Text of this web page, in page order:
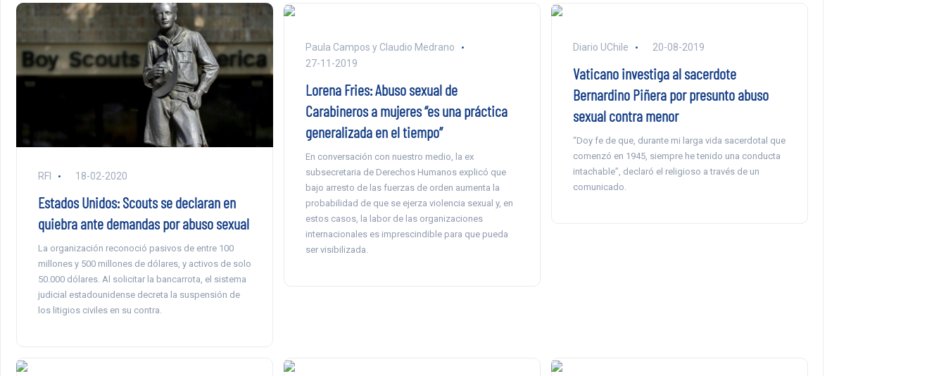
RFI 18-02-2020
Estados Unidos: Scouts se declaran en
quiebra ante demandas por abuso sexual
La organización reconoció pasivos de entre 100
millones y 500 millones de dólares, y activos de solo
50.000 dólares. Al solicitar la bancarrota, el sistema
judicial estadounidense decreta la suspensión de
los litigios civiles en su contra.
Paula Campos y Claudio Medrano
27-11-2019
Lorena Fries: Abuso sexual de
Carabineros a mujeres “es una práctica
generalizada en el tiempo”
En conversación con nuestro medio, la ex
subsecretaria de Derechos Humanos explicó que
bajo arresto de las fuerzas de orden aumenta la
probabilidad de que se ejerza violencia sexual y, en
estos casos, la labor de las organizaciones
internacionales es imprescindible para que pueda
ser visibilizada.
Diario UChile 20-08-2019
Vaticano investiga al sacerdote
Bernardino Piñera por presunto abuso
sexual contra menor
“Doy fe de que, durante mi larga vida sacerdotal que
comenzó en 1945, siempre he tenido una conducta
intachable”, declaró el religioso a través de un
comunicado.